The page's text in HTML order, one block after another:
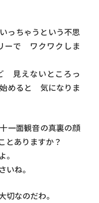
っちゃうという不思
ーで ワクワクしま
見えないところっ
めると 気になりま
面観音の真裏の顔
ありますか？
ね。
なのだわ。